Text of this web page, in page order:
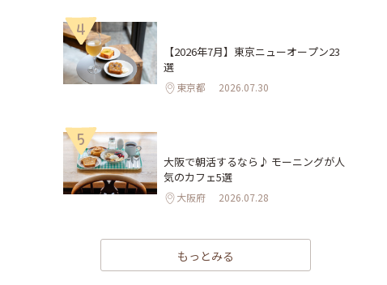
4
【2026年7月】東京ニューオープン23
選
東京都 2026.07.30
5
大阪で朝活するなら♪ モーニングが人
気のカフェ5選
大阪府 2026.07.28
もっとみる